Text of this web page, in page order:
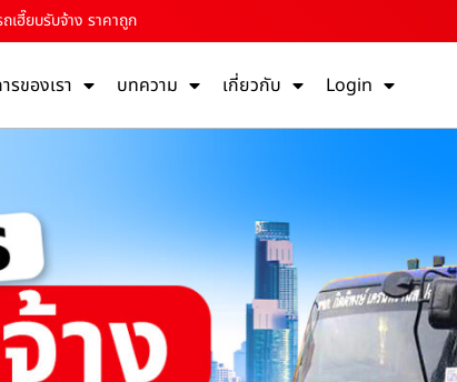
เฮี๊ยบรับจ้าง ราคาถูก
รของเรา บทความ เกี่ยวกับ Login